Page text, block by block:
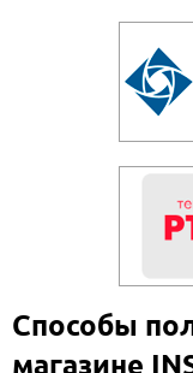
Способы
магазине